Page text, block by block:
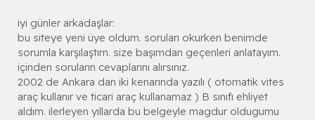
iyi günler arkadaşlar:
bu siteye yeni üye oldum. soruları okurken benimde
sorumla karşılaştım. size başımdan geçenleri anlatayım.
içinden soruların cevaplarını alırsınız.
2002 de Ankara dan iki kenarında yazılı ( otomatik vites
araç kullanır ve ticari araç kullanamaz ) B sınıfı ehliyet
aldım. ilerleyen yıllarda bu belgeyle magdur oldugumu